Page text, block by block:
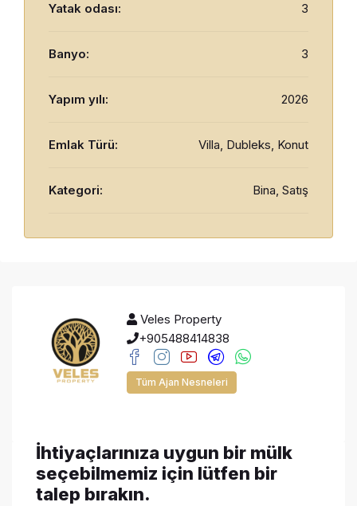
Yatak odası: 3
Banyo: 3
Yapım yılı: 2026
Emlak Türü: Villa, Dubleks, Konut
Kategori: Bina, Satış
Veles Property
+905488414838
Tüm Ajan Nesneleri
İhtiyaçlarınıza uygun bir mülk
seçebilmemiz için lütfen bir
talep bırakın.